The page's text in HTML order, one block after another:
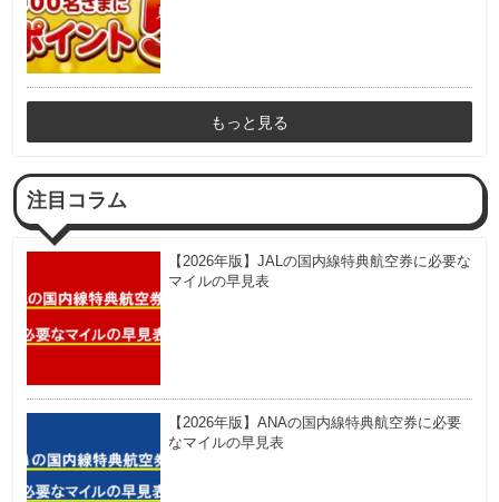
もっと見る
注目コラム
【2026年版】JALの国内線特典航空券に必要な
マイルの早見表
【2026年版】ANAの国内線特典航空券に必要
なマイルの早見表